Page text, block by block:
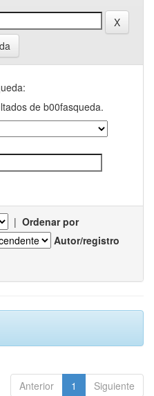
de b00fasqueda.
| Ordenar por
Autor/registro
Anterior 1 Siguiente